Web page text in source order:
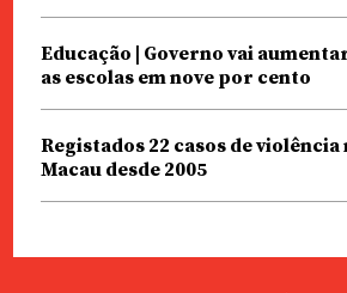
Educação | Governo vai
as escolas em nove por cento
Registados 22 casos de violência
Macau desde 2005